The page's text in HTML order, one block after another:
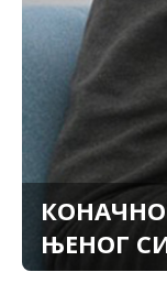
ЊЕНОГ